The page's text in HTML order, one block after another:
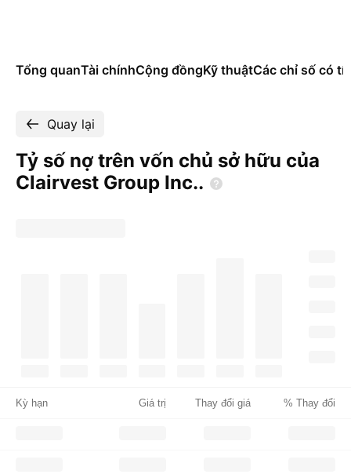
Tổng quanTài chínhCộng đồngKỹ thuậtCác chỉ số có
Quay lại
Tỷ số nợ trên vốn chủ sở hữu của
Clairvest Group Inc..
Kỳ hạn Giá trị Thay đổi giá % Thay đổi